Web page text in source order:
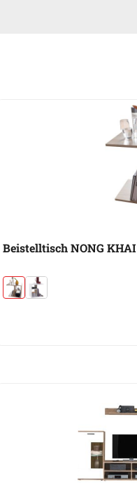
Beistelltisch NONG KHAI